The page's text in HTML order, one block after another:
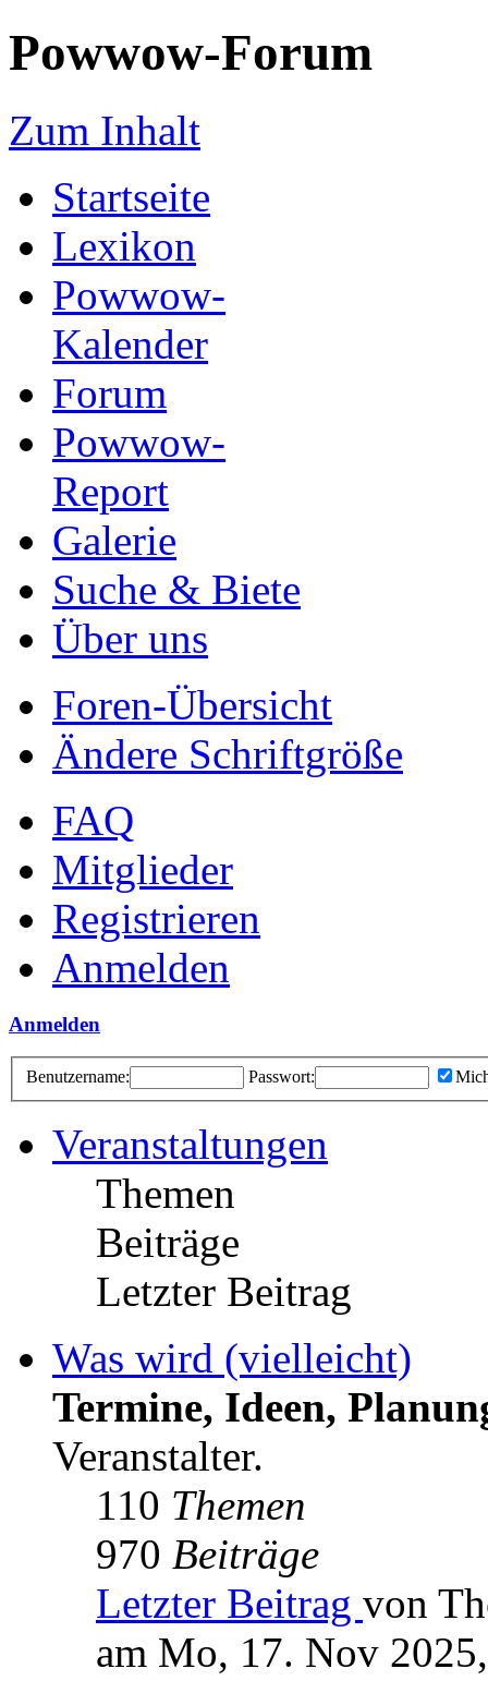
Powwow-Forum
Zum Inhalt
Startseite
Lexikon
Powwow-
Kalender
Forum
Powwow-
Report
Galerie
Suche & Biete
Über uns
Foren-Übersicht
Ändere Schriftgröße
FAQ
Mitglieder
Registrieren
Anmelden
Anmelden
Benutzername: Passwort:
Veranstaltungen
Themen
Beiträge
Letzter Beitrag
Was wird (vielleicht)
Termine, Ideen,
Veranstalter.
110 Themen
970 Beiträge
Letzter Beitrag von
am Mo, 17. Nov